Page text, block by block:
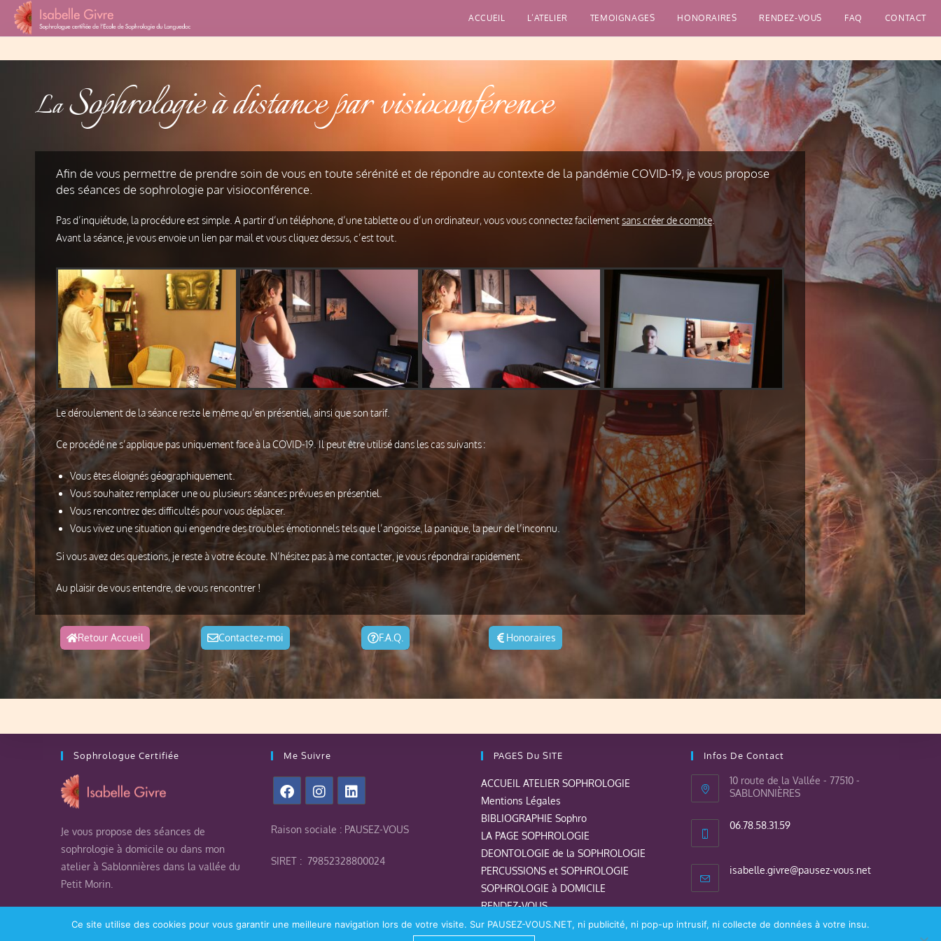
ACCUEIL L’ATELIER TEMOIGNAGES HONORAIRES RENDEZ-VOUS FAQ CONTACT
LaSophrologie à distance par visioconférence
Afin de vous permettre de prendre soin de vous en toute sérénité et de répondre au contexte de la pandémie COVID-19, je vous propose
des séances de sophrologie par visioconférence.
Pas d’inquiétude, la procédure est simple. A partir d’un téléphone, d’une tablette ou d’un ordinateur, vous vous connectez facilementsans créer de compte.
Avant la séance, je vous envoie un lien par mail et vous cliquez dessus, c’est tout.
Ledéroulement de la séance reste le même qu’en présentiel, ainsi que son tarif.
Ce procédé ne s’applique pas uniquement face à la COVID-19. Il peut être utilisé dans les cas suivants :
Vousêtes éloignés géographiquement.
Vous souhaitez remplacer une ou plusieurs séances prévues en présentiel.
Vous rencontrez des difficultés pour vous déplacer.
Vous vivez une situation qui engendre des troubles émotionnels tels que l’angoisse, la panique, la peur de l’inconnu.
Si vous avez des questions, je reste à votre écoute . N’hésitez pas à me contacter, je vous répondrai rapidement.
Au plaisir de vous entendre, de vous rencontrer !
Retour Accueil Contactez-moi F.A.Q. Honoraires
Sophrologue Certifiée
Je vous propose des séances de
sophrologie à domicile ou dans mon
atelier à Sablonnières dans la vallée du
Petit Morin.
déontologie de ma profession.
Me Suivre
Raison sociale : PAUSEZ-VOUS
SIRET : 79852328800024
PAGES Du SITE
ACCUEIL ATELIER SOPHROLOGIE
Mentions Légales
BIBLIOGRAPHIE Sophro
LA PAGE SOPHROLOGIE
DEONTOLOGIE de la SOPHROLOGIE
PERCUSSIONS et SOPHROLOGIE
SOPHROLOGIE à DOMICILE
RENDEZ-VOUS
LA PAGE VISIOCONFERENCE
Infos De Contact
10 route de la Vallée - 77510 -
SABLONNIÈRES
06.78.58.31.59
isabelle.givre@pausez-vous.net
Ce site utilise des cookies pour vous garantir une meilleure navigation lors de votre visite. Sur PAUSEZ-VOUS.NET, ni publicité, ni pop-up intrusif, ni collecte de données à votre insu.